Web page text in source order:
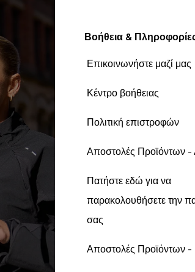
Βοήθεια &
Επικοινωνήστε μαζί μας
Κέντρο βοήθειας
Πολιτική επιστροφών
Αποστολές Προϊόντων -
Πατήστε εδώ για να
παρακολουθήσετε την
σας
Αποστολές Προϊόντων